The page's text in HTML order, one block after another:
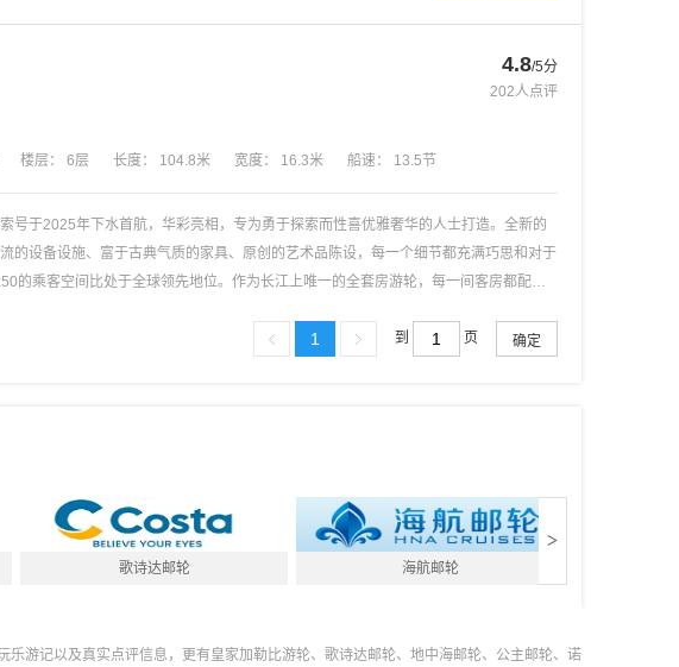
4.8/5分
202人点评
楼层： 6层 长度 ： 104.8米 宽度 ： 16.3米 船速 ： 13.5节
号于2025年下水首航，华彩亮相，专为勇于探索而性喜优雅奢华的人士打造。全新的
的设备设施、富于古典气质的家具、原创的艺术品陈设，每一个细节都充满巧思和对于
的乘客空间比处于全球领先地位。作为长江上唯一的全套房游轮，每一间客房都配备
体验游轮经过三峡大坝升船机，省去换乘的纷扰（升船机检修期间除外）。船员与游客
1 到 页
歌诗达邮轮 海航邮轮
>
游记以及真实点评信息，更有皇家加勒比游轮、歌诗达邮轮、地中海邮轮、公主邮轮、诺